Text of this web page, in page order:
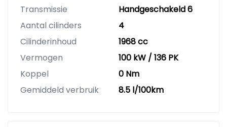
Transmissie
Handgeschakeld 6
Aantal cilinders
4
Cilinderinhoud
1968 cc
Vermogen
100 kW / 136 PK
Koppel
0 Nm
Gemiddeld verbruik
8.5 l/100km